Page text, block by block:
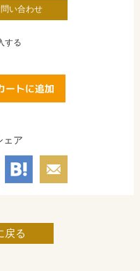
い合わせ
する
ェア
戻る